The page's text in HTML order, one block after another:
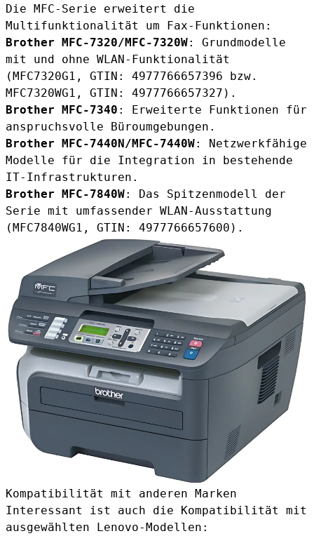
Die MFC-Serie erweitert die
Multifunktionalität um Fax-Funktionen:
Brother MFC-7320/MFC-7320W: Grundmodelle
mit und ohne WLAN-Funktionalität
(MFC7320G1, GTIN: 4977766657396 bzw.
MFC7320WG1, GTIN: 4977766657327).
Brother MFC-7340 : Erweiterte Funktionen für
anspruchsvolle Büroumgebungen.
Brother MFC-7440N/MFC-7440W: Netzwerkfähige
Modelle für die Integration in bestehende
IT-Infrastrukturen.
Brother MFC-7840W: Das Spitzenmodell der
Serie mit umfassender WLAN-Ausstattung
(MFC7840WG1, GTIN: 4977766657600).
Kompatibilität mit anderen Marken
Interessant ist auch die Kompatibilität mit
ausgewählten Lenovo-Modellen: